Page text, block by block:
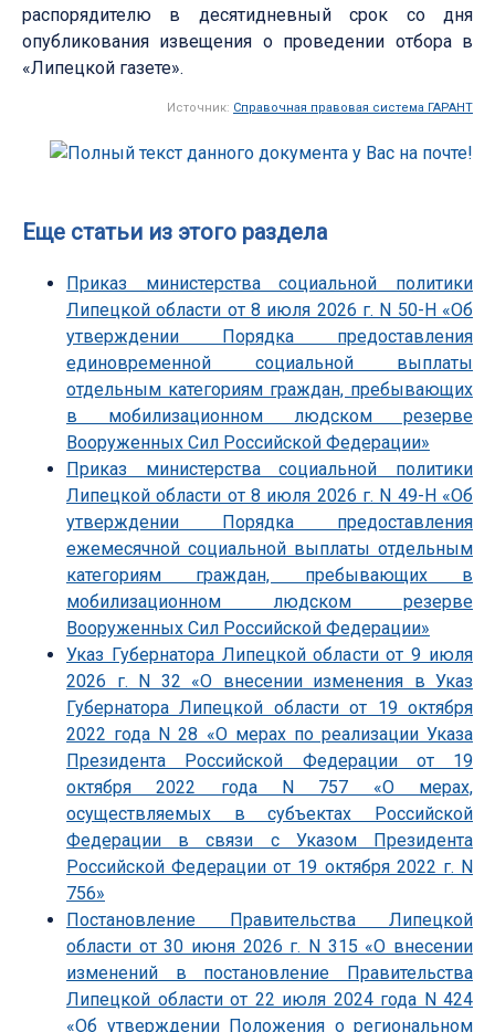
распорядителю в десятидневный срок со дня
опубликования извещения о проведении отбора в
«Липецкой газете».
Источник: Справочная правовая система ГАРАНТ
Еще статьи из этого раздела
Приказ министерства социальной политики
Липецкой области от 8 июля 2026 г. N 50-Н «Об
утверждении Порядка предоставления
единовременной социальной выплаты
отдельным категориям граждан, пребывающих
в мобилизационном людском резерве
Вооруженных Сил Российской Федерации»
Приказ министерства социальной политики
Липецкой области от 8 июля 2026 г. N 49-Н «Об
утверждении Порядка предоставления
ежемесячной социальной выплаты отдельным
категориям граждан, пребывающих в
мобилизационном людском резерве
Вооруженных Сил Российской Федерации»
Указ Губернатора Липецкой области от 9 июля
2026 г. N 32 «О внесении изменения в Указ
Губернатора Липецкой области от 19 октября
2022 года N 28 «О мерах по реализации Указа
Президента Российской Федерации от 19
октября 2022 года N 757 «О мерах,
осуществляемых в субъектах Российской
Федерации в связи с Указом Президента
Российской Федерации от 19 октября 2022 г. N
756»
Постановление Правительства Липецкой
области от 30 июня 2026 г. N 315 «О внесении
изменений в постановление Правительства
Липецкой области от 22 июля 2024 года N 424
«Об утверждении Положения о региональном